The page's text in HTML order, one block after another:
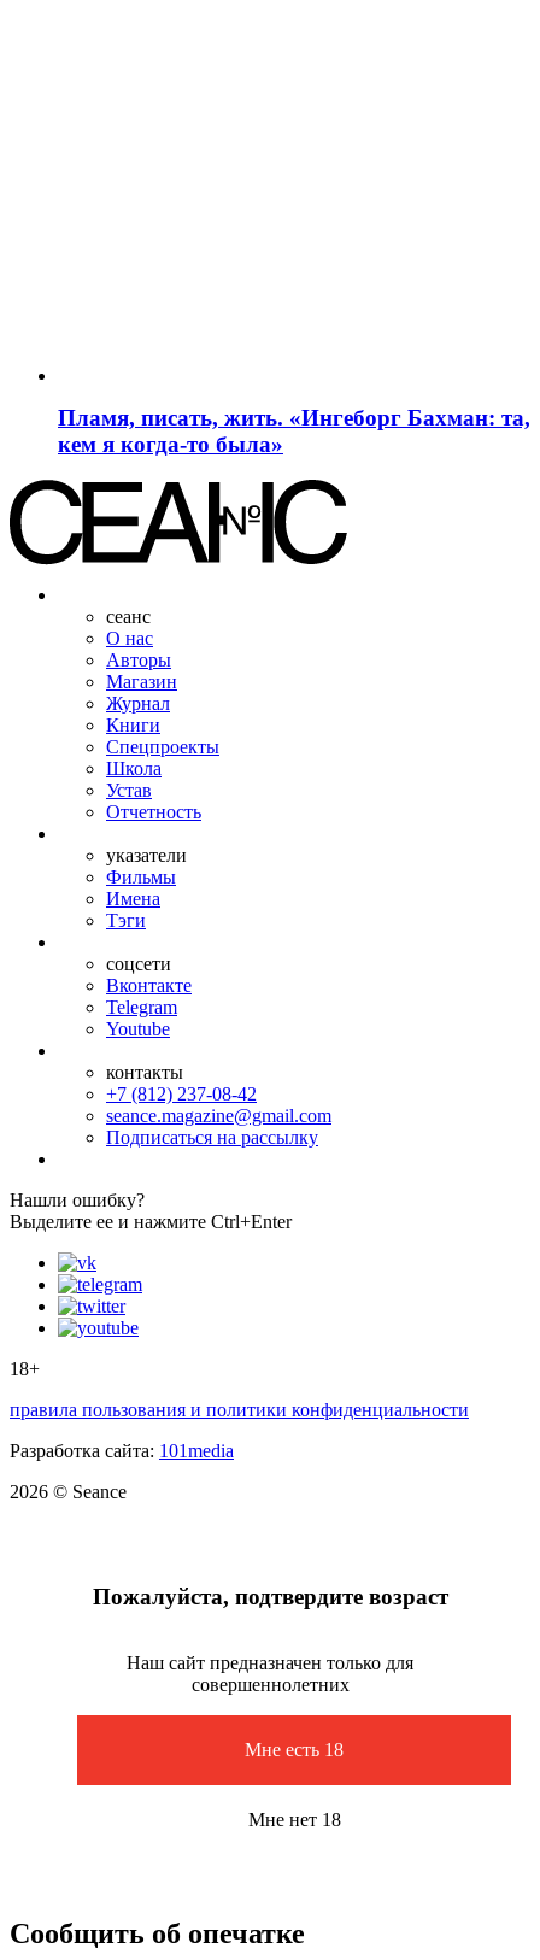
Пламя, писать, жить. «Ингеборг Бахман: та,
кем я когда-то была»
сеанс
О нас
Авторы
Магазин
Журнал
Книги
Спецпроекты
Школа
Устав
Отчетность
указатели
Фильмы
Имена
Тэги
соцсети
Вконтакте
Telegram
Youtube
контакты
+7 (812) 237-08-42
seance.magazine@gmail.com
Подписаться на рассылку
Нашли ошибку?
Выделите ее и нажмите Ctrl+Enter
18+
правила пользования и политики конфиденциальности
Разработка сайта: 101media
2026 © Seance
Пожалуйста, подтвердите возраст
Наш сайт предназначен только для
совершеннолетних
Мне есть 18
Мне нет 18
Сообщить об опечатке